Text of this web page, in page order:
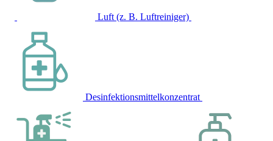
Luft (z. B. Luftreiniger)
Desinfektionsmittelkonzentrat